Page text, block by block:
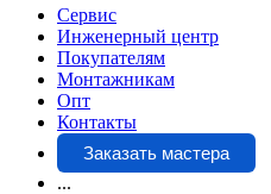
Сервис
Инженерный центр
Покупателям
Монтажникам
Опт
Контакты
Заказать мастера
...